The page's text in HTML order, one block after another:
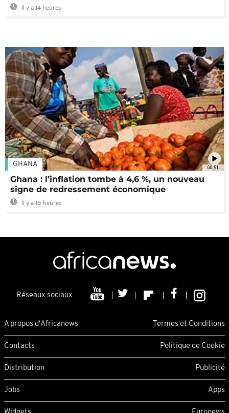
Il y a 14 heures
00:51
GHANA
Ghana : l’inflation tombe à 4,6 %, un nouveau
signe de redressement économique
Il y a 15 heures
Réseaux sociaux
A propos d'Africanews Termes et Conditions
Contacts Politique de Cookie
Distribution Publicité
Jobs Apps